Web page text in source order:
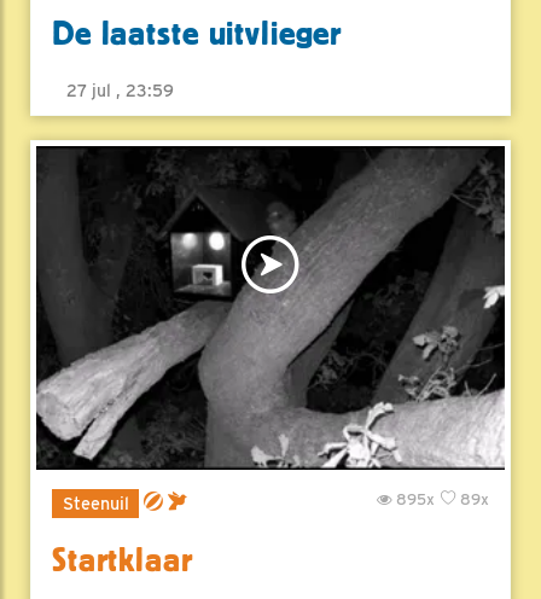
De laatste uitvlieger
27 jul , 23:59
Steenuil 89x
895x
Startklaar